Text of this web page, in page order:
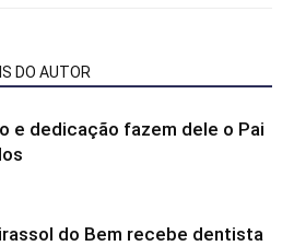
DO AUTOR
e dedicação fazem dele o Pai
do Bem recebe dentista